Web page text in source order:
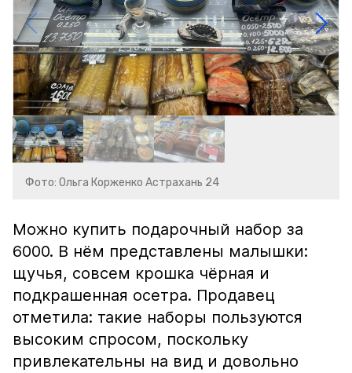
Фото: Ольга Корженко Астрахань 24
Можно купить подарочный набор за
6000. В нём представлены малышки:
щучья, совсем крошка чёрная и
подкрашенная осетра. Продавец
отметила: такие наборы пользуются
высоким спросом, поскольку
привлекательны на вид и довольно